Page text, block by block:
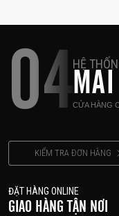
04HỆ
CỬA HÀNG
KIỂM TRA ĐƠN HÀNG
ĐẶT HÀNG ONLINE
GIAO HÀNG TẬN NƠI